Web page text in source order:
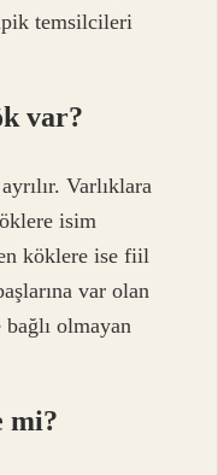
temsilcileri
var?
Varlıklara
isim
köklere ise fiil
var olan
olmayan
mi?